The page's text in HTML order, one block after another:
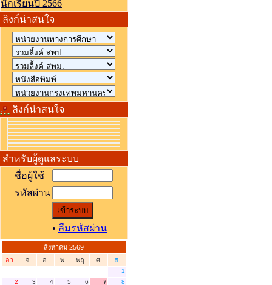
นักเรียนปี 2566
ลิงก์น่าสนใจ
ลิงก์น่าสนใจ
สำหรับผู้ดูแลระบบ
ชื่อผู้ใช้
รหัสผ่าน
• ลืมรหัสผ่าน
สิงหาคม 2569
อา.
จ. อ. พ. พฤ. ศ. ส.
1
2
3 4 5 6 7
8